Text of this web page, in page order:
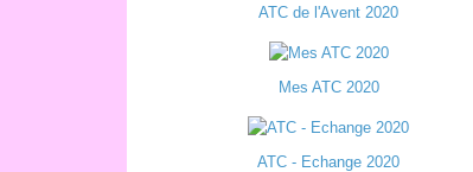
ATC de l'Avent 2020
Mes ATC 2020
ATC - Echange 2020